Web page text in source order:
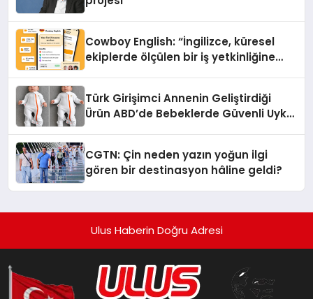
Cowboy English: “İngilizce, küresel
ekiplerde ölçülen bir iş yetkinliğine
Türk Girişimci Annenin Geliştirdiği
Ürün ABD’de Bebeklerde Güvenli Uyku
CGTN: Çin neden yazın yoğun ilgi
gören bir destinasyon hâline geldi?
Ulus Haberin Doğru Adresi